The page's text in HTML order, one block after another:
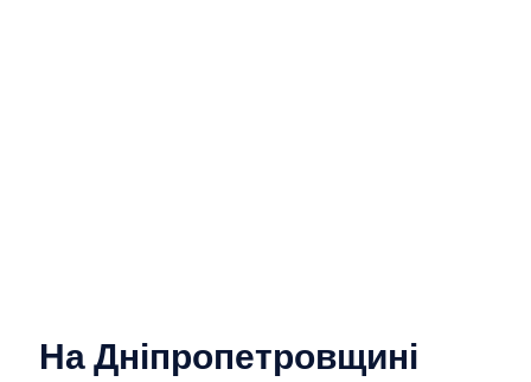
На Дніпропетровщині